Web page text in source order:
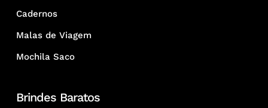
Cadernos
Malas de Viagem
Mochila Saco
Brindes Baratos